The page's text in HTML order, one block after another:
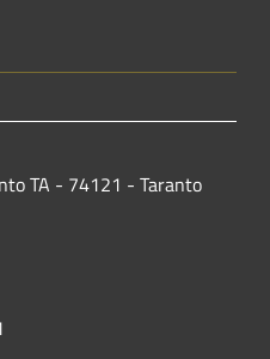
TA - 74121 - Taranto